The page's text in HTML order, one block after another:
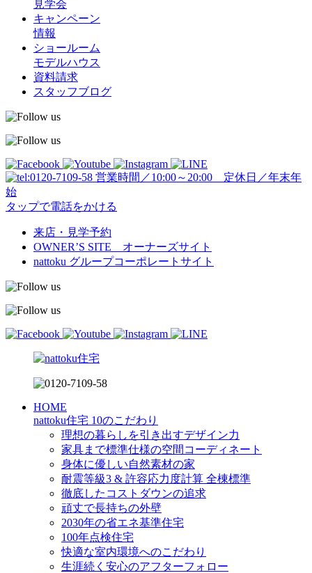
見学会
キャンペーン
情報
ショールーム
モデルハウス
資料請求
スタッフブログ
営業時間／10:00～20:00 定休日／年末年
始
タップで電話をかける
来店・見学予約
OWNER’S SITE オーナーズサイト
nattoku グループコーポレートサイト
HOME
nattoku住宅 10のこだわり
理想の暮らしを引き出すデザイン力
家具まで標準仕様の空間コーディネート
身体に優しい自然素材の家
耐震等級3 & 許容応力度計算 全棟標準
徹底したコストダウンの追求
頑丈で長持ちの外壁
2030年の省エネ基準住宅
100年点検住宅
快適な室内環境へのこだわり
生涯続く安心のアフターフォロー